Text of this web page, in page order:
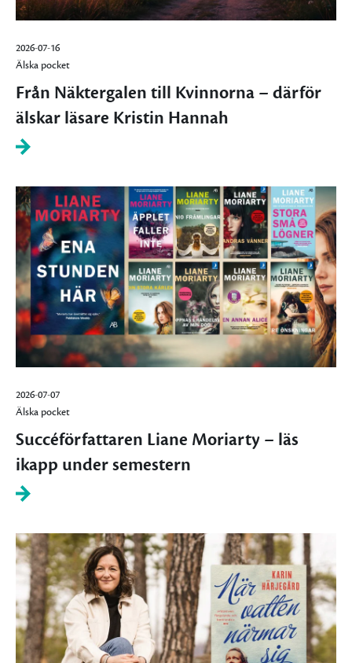
2026-07-16
Älska pocket
Från Näktergalen till Kvinnorna – därför
älskar läsare Kristin Hannah
2026-07-07
Älska pocket
Succéförfattaren Liane Moriarty – läs
ikapp under semestern